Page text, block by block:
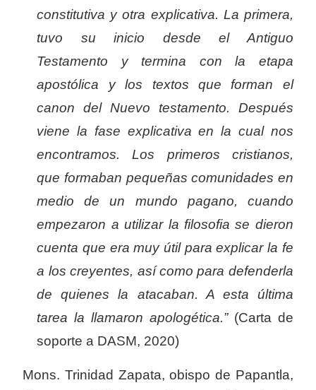
constitutiva y otra explicativa. La primera,
tuvo su inicio desde el Antiguo
Testamento y termina con la etapa
apostólica y los textos que forman el
canon del Nuevo testamento. Después
viene la fase explicativa en la cual nos
encontramos. Los primeros cristianos,
que formaban pequeñas comunidades en
medio de un mundo pagano, cuando
empezaron a utilizar la filosofia se dieron
cuenta que era muy útil para explicar la fe
a los creyentes, así como para defenderla
de quienes la atacaban. A esta última
tarea la llamaron apologética.”(Carta de
soporte a DASM, 2020)
Mons. Trinidad Zapata, obispo de Papantla,